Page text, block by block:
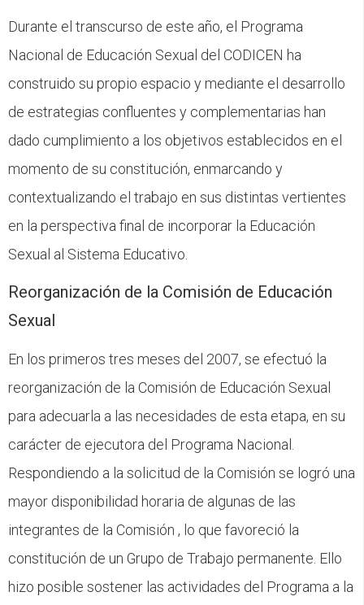
Durante el transcurso de este año, el Programa
Nacional de Educación Sexual del CODICEN ha
construido su propio espacio y mediante el desarrollo
de estrategias confluentes y complementarias han
dado cumplimiento a los objetivos establecidos en el
momento de su constitución, enmarcando y
contextualizando el trabajo en sus distintas vertientes
en la perspectiva final de incorporar la Educación
Sexual al Sistema Educativo.
Reorganización de la Comisión de Educación
Sexual
En los primeros tres meses del 2007, se efectuó la
reorganización de la Comisión de Educación Sexual
para adecuarla a las necesidades de esta etapa, en su
carácter de ejecutora del Programa Nacional.
Respondiendo a la solicitud de la Comisión se logró una
mayor disponibilidad horaria de algunas de las
integrantes de la Comisión , lo que favoreció la
constitución de un Grupo de Trabajo permanente. Ello
hizo posible sostener las actividades del Programa a la